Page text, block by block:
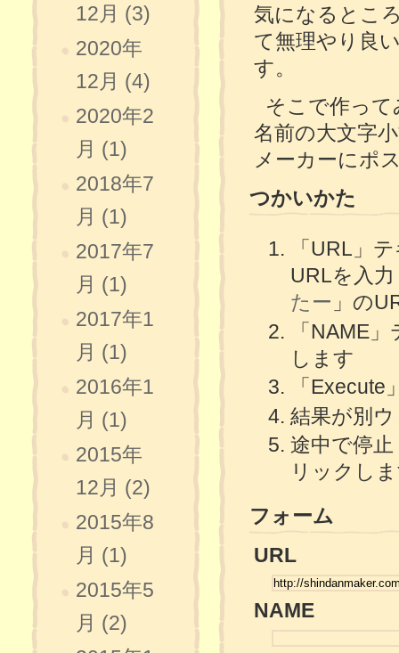
気になるとこ
て無理やり良
す。
そこで作っ
名前の大文字
メーカーにポ
つかいかた
「URL」
URLを入
たー 」の
「NAME
します
「
結果が別
途中で停
リックし
フォーム
URL
NAME
12月 (3)
2020年
12月 (4)
2020年2
月 (1)
2018年7
月 (1)
2017年7
月 (1)
2017年1
月 (1)
2016年1
月 (1)
2015年
12月 (2)
2015年8
月 (1)
2015年5
月 (2)